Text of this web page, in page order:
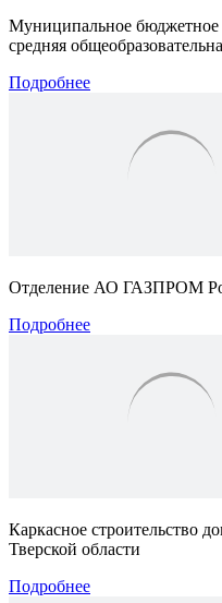
Муниципальное бюджетное
средняя
Подробнее
Отделение АО ГАЗПРОМ
Подробнее
Каркасное строительство
Тверской области
Подробнее